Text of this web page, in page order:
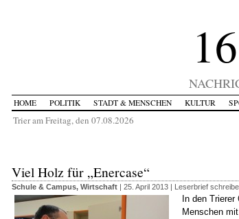
HOME POLITIK STADT & MENSCHEN KULTUR
Trier am Freitag, den 07.08.2026
Viel Holz für „Enercase“
Schule & Campus, Wirtschaft | 25. April 2013 | Leserbrief
In den
Menschen